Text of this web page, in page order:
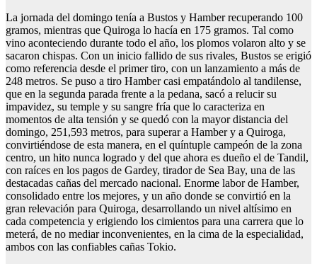
La jornada del domingo tenía a Bustos y Hamber recuperando 100
gramos, mientras que Quiroga lo hacía en 175 gramos. Tal como
vino aconteciendo durante todo el año, los plomos volaron alto y se
sacaron chispas. Con un inicio fallido de sus rivales, Bustos se erigió
como referencia desde el primer tiro, con un lanzamiento a más de
248 metros. Se puso a tiro Hamber casi empatándolo al tandilense,
que en la segunda parada frente a la pedana, sacó a relucir su
impavidez, su temple y su sangre fría que lo caracteriza en
momentos de alta tensión y se quedó con la mayor distancia del
domingo, 251,593 metros, para superar a Hamber y a Quiroga,
convirtiéndose de esta manera, en el quíntuple campeón de la zona
centro, un hito nunca logrado y del que ahora es dueño el de Tandil,
con raíces en los pagos de Gardey, tirador de Sea Bay, una de las
destacadas cañas del mercado nacional. Enorme labor de Hamber,
consolidado entre los mejores, y un año donde se convirtió en la
gran relevación para Quiroga, desarrollando un nivel altísimo en
cada competencia y erigiendo los cimientos para una carrera que lo
meterá, de no mediar inconvenientes, en la cima de la especialidad,
ambos con las confiables cañas Tokio.